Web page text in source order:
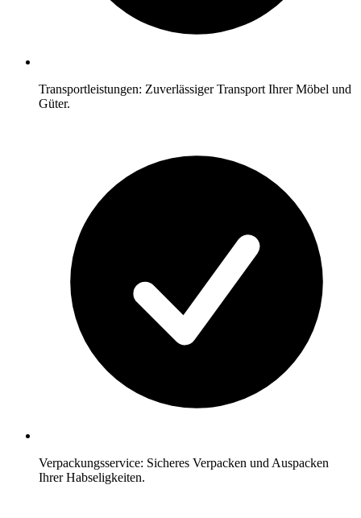
Transportleistungen: Zuverlässiger Transport Ihrer Möbel und
Güter.
Verpackungsservice: Sicheres Verpacken und Auspacken
Ihrer Habseligkeiten.